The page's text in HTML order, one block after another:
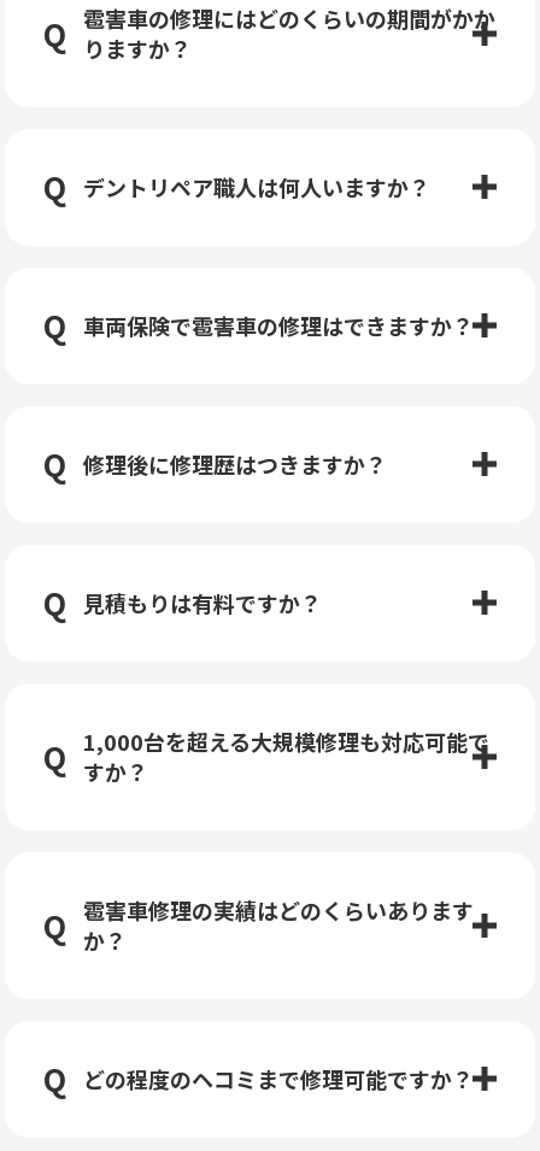
雹害車の修理にはどのくらいの期間がかか
りますか？
デントリペア職人は何人いますか？
車両保険で雹害車の修理はできますか？
修理後に修理歴はつきますか？
見積もりは有料ですか？
1,000台を超える大規模修理も対応可能で
すか？
雹害車修理の実績はどのくらいあります
か？
どの程度のヘコミまで修理可能ですか？